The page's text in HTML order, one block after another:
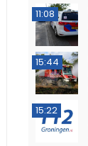
11:08
15:44
15:22